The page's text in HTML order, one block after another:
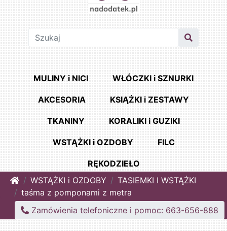
MULINY i NICI WŁÓCZKI i SZNURKI
AKCESORIA KSIĄŻKI i ZESTAWY
TKANINY KORALIKI i GUZIKI
WSTĄŻKI i OZDOBY FILC
RĘKODZIEŁO
HomeWSTĄŻKI i OZDOBY
TASIEMKI I WSTĄŻKI
taśma z pomponami z metra
Zamówienia telefoniczne i pomoc: 663-656-888